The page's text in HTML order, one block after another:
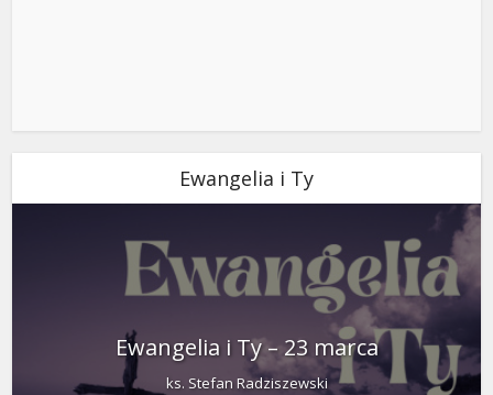
Ewangelia i Ty
Ewangelia i Ty – 23 marca
ks. Stefan Radziszewski